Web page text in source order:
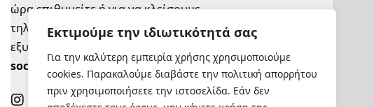
Εκτιμούμε την ιδιωτικότητά σας
Για την καλύτερη εμπειρία χρήσης χρησιμοποιούμε
cookies. Παρακαλούμε διαβάστε την πολιτική απορρήτου
πριν χρησιμοποιήσετε την ιστοσελίδα. Εάν δεν
ώρα επιθυμείτε ή για να κλείσουμε
τηλεφωνικό ραντεβού την ώρα που σας
εξυπηρετεί στο
social
.